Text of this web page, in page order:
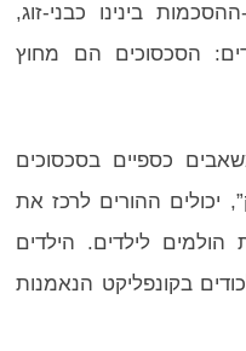
בינינו כבני-זוג,
הסכסוכים הם מחוץ
כספיים בסכסוכים
יכולים ההורים לרכז את
הולמים לילדים. הילדים
בקונפליקט הנאמנות